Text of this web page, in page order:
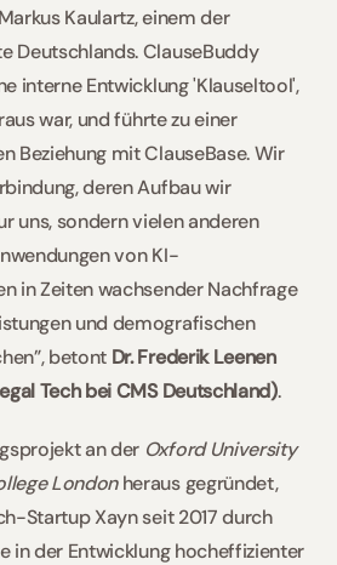
Kaulartz, einem der
Deutschlands. ClauseBuddy
interne Entwicklung 'Klauseltool',
war, und führte zu einer
Beziehung mit ClauseBase. Wir
deren Aufbau wir
uns, sondern vielen anderen
von KI-
in Zeiten wachsender Nachfrage
und demografischen
betont Dr. Frederik Leenen
Tech bei CMS Deutschland).
an der Oxford University
London heraus gegründet,
Startup Xayn seit 2017 durch
in der Entwicklung hocheffizienter